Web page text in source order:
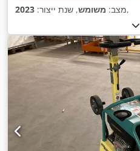
מצב: משומש, שנת ייצור: 2023 ,